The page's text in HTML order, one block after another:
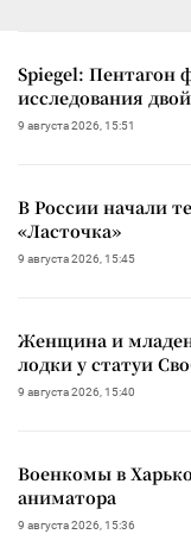
Spiegel: Пентагон
исследования
9 августа 2026, 15:51
В России начали
«Ласточка»
9 августа 2026, 15:45
Женщина и
лодки у статуи
9 августа 2026, 15:40
Военкомы в
аниматора
9 августа 2026, 15:36